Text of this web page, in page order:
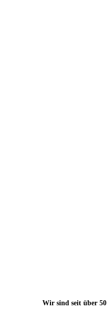
Wir sind seit über